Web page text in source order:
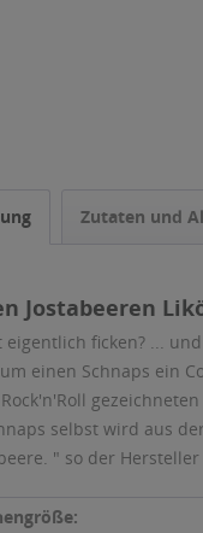
Zutaten und
Jostabeeren
eigentlich ficken? ...
einen Schnaps ein
selbst wird aus
" so der Hersteller